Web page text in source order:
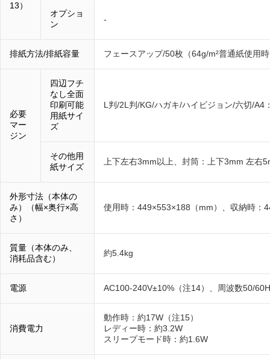
13）
オプショ
ン
-
排紙方法/排紙容量 フェースアップ/50枚（64g/m²普通紙使用
必要
マー
ジン
四辺フチ
なし全面
印刷可能
用紙サイ
ズ
L判/2L判/KG/ハガキ/ハイビジョン/六切/A4
その他用
紙サイズ
上下左右3mm以上、封筒：上下3mm 左右
外形寸法（本体の
み）（幅×奥行×高
さ）
使用時：449×553×188（mm）、収納時：
質量（本体のみ、
消耗品含む）
約5.4kg
電源 AC100-240V±10%（注14）、周波数50/
消費電力
動作時：約17W（注15）
レディー時：約3.2W
スリープモード時：約1.6W